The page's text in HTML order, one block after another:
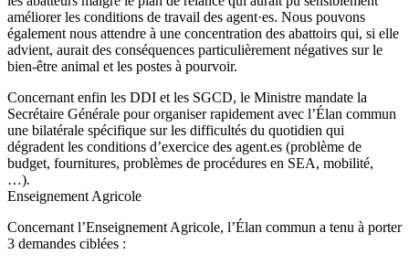
améliorer les conditions de travail des agent·es. Nous pouvons
également nous attendre à une concentration des abattoirs qui, si elle
advient, aurait des conséquences particulièrement négatives sur le
bien-être animal et les postes à pourvoir.
Concernant enfin les DDI et les SGCD, le Ministre mandate la
Secrétaire Générale pour organiser rapidement avec l’Élan commun
une bilatérale spécifique sur les difficultés du quotidien qui
dégradent les conditions d’exercice des agent.es (problème de
budget, fournitures, problèmes de procédures en SEA, mobilité,
…).
Enseignement Agricole
Concernant l’Enseignement Agricole, l’Élan commun a tenu à porter
3 demandes ciblées :